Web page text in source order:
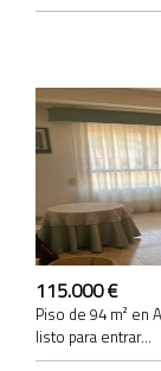
115.000 €
Piso de 94 m² en
listo para entrar...